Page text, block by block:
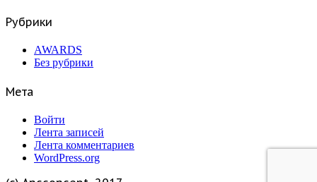
Рубрики
AWARDS
Без рубрики
Мета
Войти
Лента записей
Лента комментариев
WordPress.org